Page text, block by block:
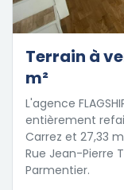
Terrain à
m²
L'agence
entièrement
Carrez et 27,33
Rue Jean-Pierre
Parmentier.